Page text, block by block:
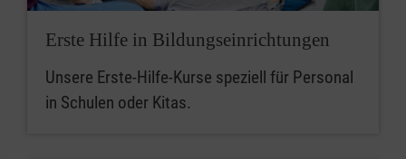
Erste Hilfe in Bildungseinrichtungen
Unsere Erste-Hilfe-Kurse speziell für Personal
in Schulen oder Kitas.